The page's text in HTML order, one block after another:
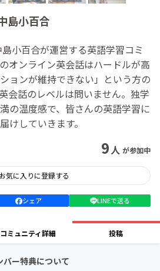
島小百合
小百合が運営する英語学習コミ
オンライン英会話はハードルが高
ョンが維持できない」という方の
会話のレベルは問いません。独学
の温度感で、皆さんの英語学習に
けしていきます。
9人 が参加中
お気に入りに登録する
シェア LINEで送る
コミュニティ詳細 投稿
バー特典について